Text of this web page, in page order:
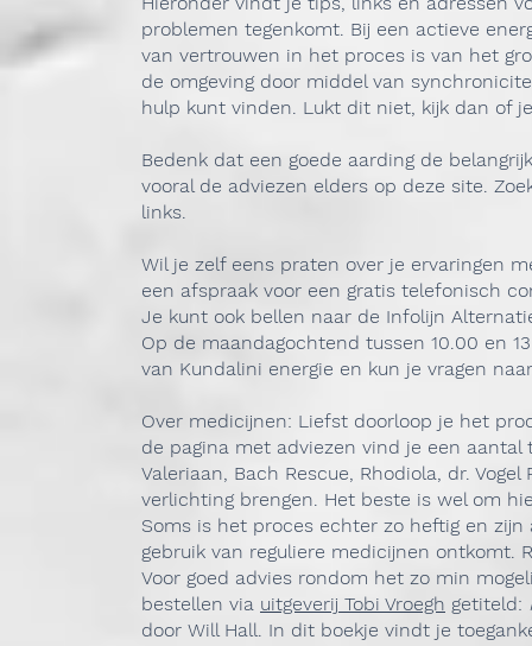
problemen tegenkomt. Bij een actieve
van vertrouwen in het proces is van het
de omgeving door middel van
hulp kunt vinden. Lukt dit niet, kijk dan of
Bedenk dat een goede aarding de
vooral de adviezen elders op deze site.
links.
Wil je zelf eens praten over je ervaringen
een afspraak voor een gratis telefonisch
Je kunt ook bellen naar de Infolijn
Op de maandagochtend tussen 10.00 en
van Kundalini energie en kun je vragen
Over medicijnen: Liefst doorloop je het
de pagina met adviezen vind je een
Valeriaan, Bach Rescue, Rhodiola, dr.
verlichting brengen. Het beste is wel om
Soms is het proces echter zo heftig en
gebruik van reguliere medicijnen ontkomt.
Voor goed advies rondom het zo min
bestellen via uitgeverij Tobi Vroegh getiteld:
door Will Hall. In dit boekje vindt je